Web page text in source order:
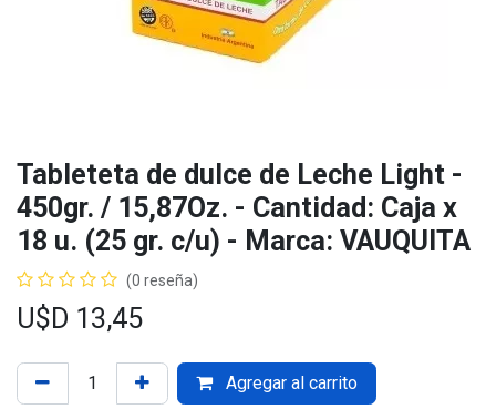
Tableteta de dulce de Leche Light -
450gr. / 15,87Oz. - Cantidad: Caja x
18 u. (25 gr. c/u) - Marca: VAUQUITA
(0 reseña)
U$D 13,45
Agregar al carrito